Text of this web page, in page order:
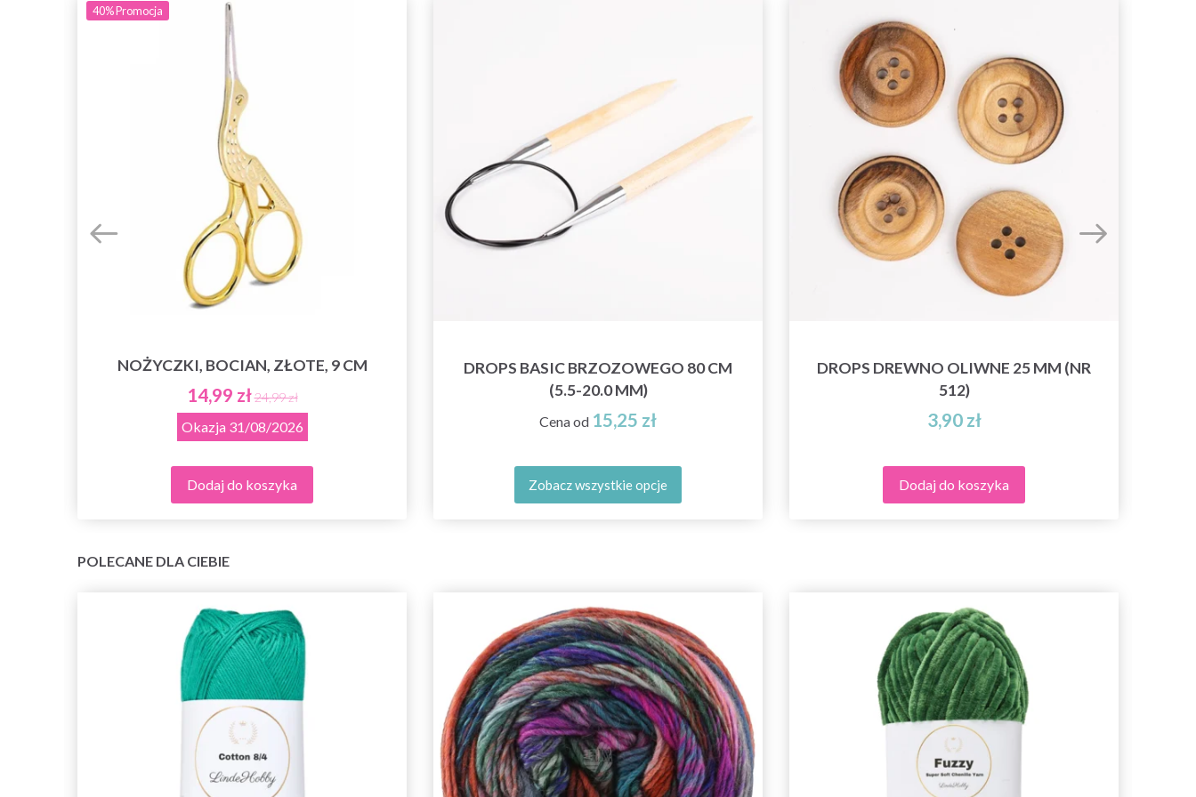
40%Promocja
NOŻYCZKI, BOCIAN, ZŁOTE, 9 CM
14,99 zł24,99 zł
Okazja 31/08/2026
Dodaj do koszyka
DROPS BASIC BRZOZOWEGO 80 CM
(5.5-20.0 MM)
Cena od 15,25 zł
Zobacz wszystkie opcje
DROPS DREWNO OLIWNE 25 MM (NR
512)
3,90 zł
Dodaj do koszyka
POLECANE DLA CIEBIE